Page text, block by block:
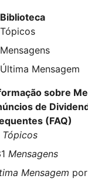
Biblioteca
Tópicos
Mensagens
Última Mensagem
sobre
de
(FAQ)
Tópicos
Mensagens
Mensagem por